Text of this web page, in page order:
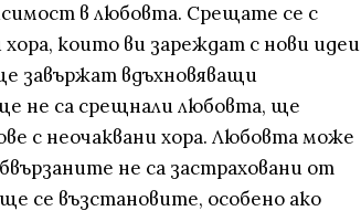
в любовта. Срещате се с
които ви зареждат с нови идеи
завържат вдъхновяващи
не са срещнали любовта, ще
с неочаквани хора. Любовта може
не са застраховани от
се възстановите, особено ако